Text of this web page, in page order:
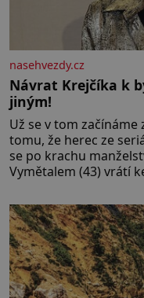
nasehvezdy.cz
Návrat Krejčíka k
jiným!
Už se v tom
tomu, že herec ze
se po krachu
Vymětalem (43) vrátí